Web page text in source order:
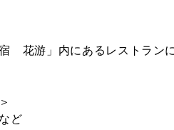
宿 花游」内にあるレストラン
ど